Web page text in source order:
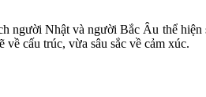
người Nhật và người Bắc Âu thể
cấu trúc, vừa sâu sắc về cảm xúc.